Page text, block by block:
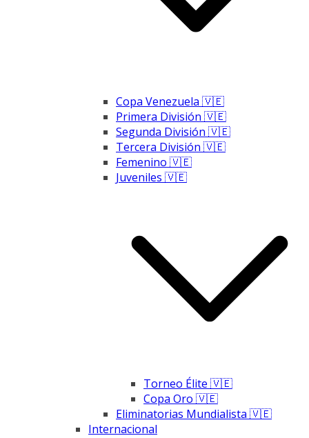
Copa Venezuela 🇻🇪
Primera División 🇻🇪
Segunda División 🇻🇪
Tercera División 🇻🇪
Femenino 🇻🇪
Juveniles 🇻🇪
Torneo Élite 🇻🇪
Copa Oro 🇻🇪
Eliminatorias Mundialista 🇻🇪
Internacional